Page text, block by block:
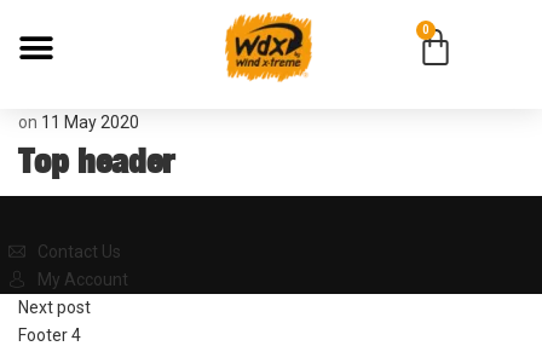
0
on 11 May 2020
Top header
Contact Us
My Account
Next post
Footer 4